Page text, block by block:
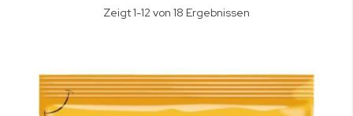
Zeigt1-12 von 18 Ergebnissen